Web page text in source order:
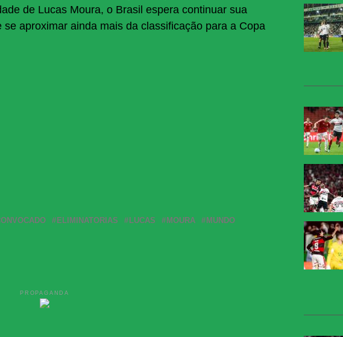
de Lucas Moura, o Brasil espera continuar sua
aproximar ainda mais da classificação para a Copa
ELIMINATORIAS LUCAS MOURA MUNDO
PROPAGANDA